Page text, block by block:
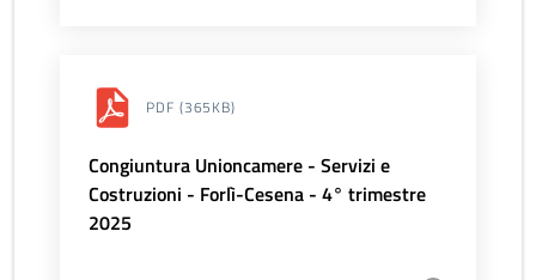
PDF (365KB)
Congiuntura Unioncamere - Servizi e
Costruzioni - Forlì-Cesena - 4° trimestre
2025